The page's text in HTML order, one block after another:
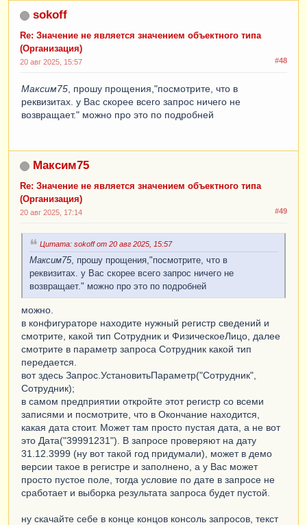
sokoff
Re: Значение не является значением объектного типа
(Организация)
#48
20 авг 2025, 15:57
Максим75, прошу прощения,"посмотрите, что в
реквизитах. у Вас скорее всего запрос ничего не
возвращает." можно про это по подробней
Максим75
Re: Значение не является значением объектного типа
(Организация)
#49
20 авг 2025, 17:14
Цитата: sokoff от 20 авг 2025, 15:57
Максим75, прошу прощения,"посмотрите, что в
реквизитах. у Вас скорее всего запрос ничего не
возвращает." можно про это по подробней
можно.
в конфигураторе находите нужный регистр сведений и
смотрите, какой тип Сотрудник и ФизическоеЛицо, далее
смотрите в параметр запроса Сотрудник какой тип
передается.
вот здесь Запрос.УстановитьПараметр("Сотрудник",
Сотрудник);
в самом предприятии откройте этот регистр со всеми
записями и посмотрите, что в Окончание находится,
какая дата стоит. Может там просто пустая дата, а не вот
это Дата("39991231"). В запросе проверяют на дату
31.12.3999 (ну вот такой год придумали), может в демо
версии такое в регистре и заполнено, а у Вас может
просто пустое поле, тогда условие по дате в запросе не
сработает и выборка результата запроса будет пустой.
ну скачайте себе в конце концов консоль запросов, текст